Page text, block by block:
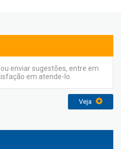
enviar sugestões, entre em
em atende-lo.
Veja